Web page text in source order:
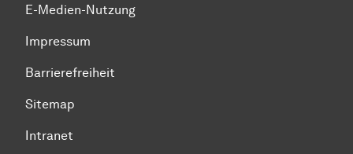
E-Medien-Nutzung
Impressum
Barrierefreiheit
Sitemap
Intranet